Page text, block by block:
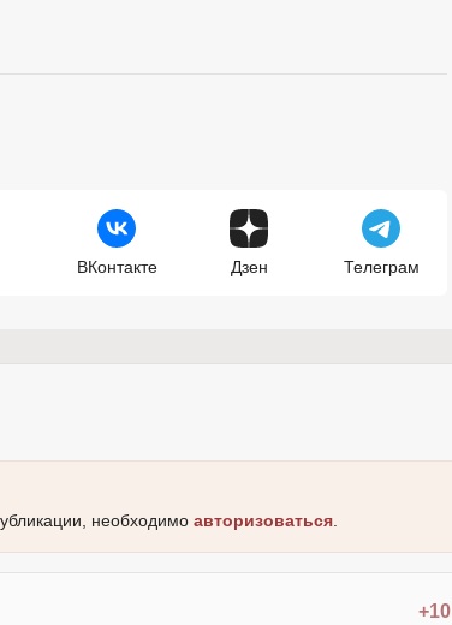
ВКонтакте Дзен Телеграм
необходимо авторизоваться.
+10